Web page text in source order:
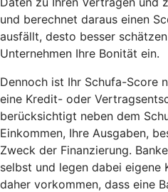
und berechnet daraus einen
ausfällt, desto besser
Unternehmen Ihre Bonität ein.
Dennoch ist Ihr Schufa-Score
eine Kredit- oder
berücksichtigt neben dem
Einkommen, Ihre Ausgaben,
Zweck der Finanzierung.
selbst und legen dabei eigene
daher vorkommen, dass eine